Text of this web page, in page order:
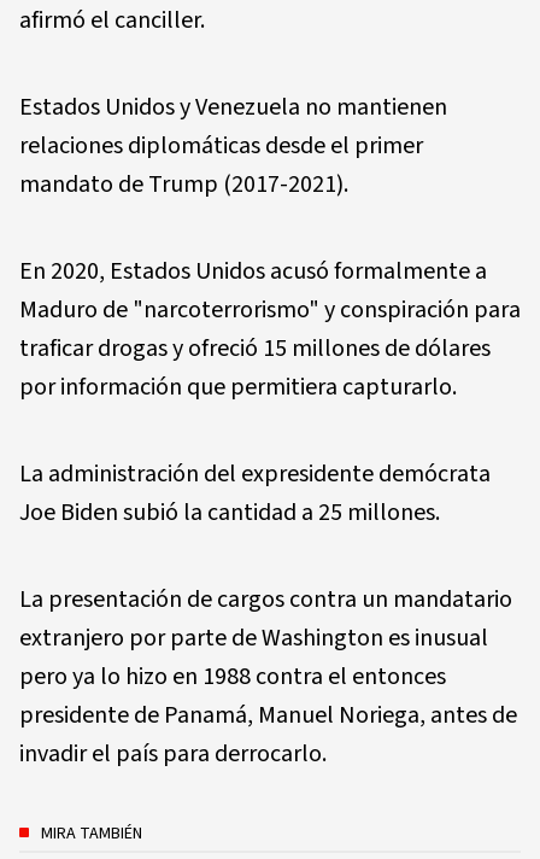
afirmó el canciller.
Estados Unidos y Venezuela no mantienen
relaciones diplomáticas desde el primer
mandato de Trump (2017-2021).
En 2020, Estados Unidos acusó formalmente a
Maduro de "narcoterrorismo" y conspiración para
traficar drogas y ofreció 15 millones de dólares
por información que permitiera capturarlo.
La administración del expresidente demócrata
Joe Biden subió la cantidad a 25 millones.
La presentación de cargos contra un mandatario
extranjero por parte de Washington es inusual
pero ya lo hizo en 1988 contra el entonces
presidente de Panamá, Manuel Noriega, antes de
invadir el país para derrocarlo.
MIRA TAMBIÉN